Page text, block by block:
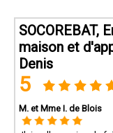
SOCOREBAT,
maison et
Denis
5
M. et Mme I. de Blois